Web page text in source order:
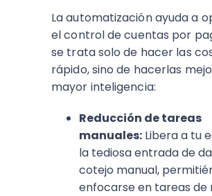
La automatización ayuda a
el control de cuentas por
se trata solo de hacer las
rápido, sino de hacerlas
mayor inteligencia:
Reducción de tareas
manuales: Libera a tu
la tediosa entrada de
cotejo manual,
enfocarse en tareas de